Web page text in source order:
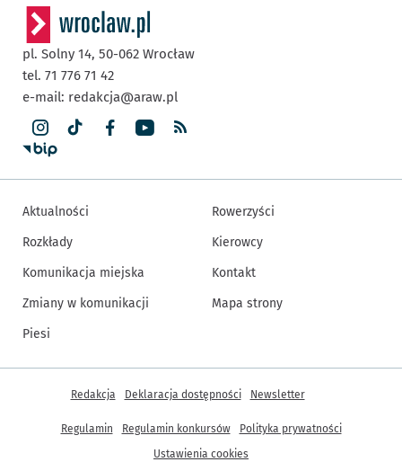
pl. Solny 14, 50-062 Wrocław
tel. 71 776 71 42
e-mail: redakcja@araw.pl
Aktualności
Rozkłady
Komunikacja miejska
Zmiany w komunikacji
Piesi
Rowerzyści
Kierowcy
Kontakt
Mapa strony
Inne informacje
Redakcja Deklaracja dostępności Newsletter
Regulamin Regulamin konkursów
Polityka prywatności
Ustawienia cookies